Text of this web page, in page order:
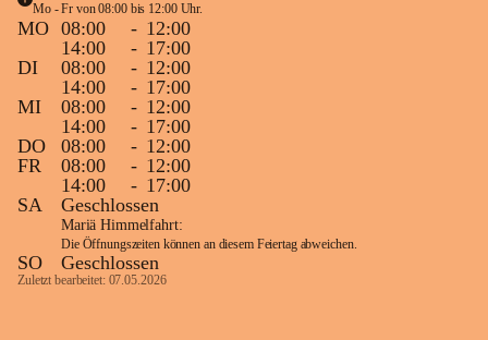
Mo - Fr von 08:00 bis 12:00 Uhr.
MO 08:00 - 12:00
14:00
- 17:00
DI
08:00 - 12:00
14:00
- 17:00
MI
08:00 - 12:00
14:00
- 17:00
DO
08:00 - 12:00
FR
08:00 - 12:00
14:00
- 17:00
SA
Geschlossen
Mariä Himmelfahrt:
Die Öffnungszeiten können an diesem Feiertag abweichen.
SO Geschlossen
Zuletzt bearbeitet: 07.05.2026